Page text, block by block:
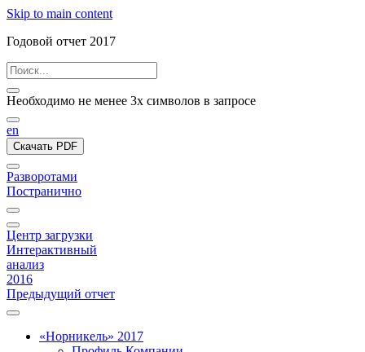
Skip to main content
Годовой отчет 2017
Необходимо не менее 3х символов в запросе
en
Скачать PDF
Разворотами
Постранично
Центр загрузки
Интерактивный
анализ
2016
Предыдущий отчет
«Норникель» 2017